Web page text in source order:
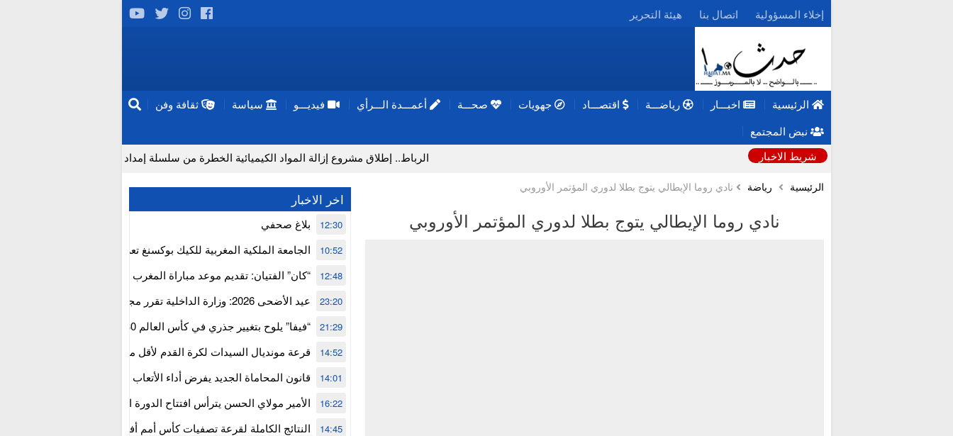
إخلاء المسؤولية اتصال بنا هيئة التحرير
الرئيسية اخبـــار رياضـــة اقتصـــاد جهويات صحـــة أعمـــدة الـــرأي فيديـــو سياسة
ثقافة وفن
نبض المجتمع
شريط الاخبار
الرباط.. إطلاق مشروع إزالة المواد الكيميائية الخطرة من سلسلة إمداد قطاع البناء بالمغرب
الرئيسية رياضة نادي روما الإيطالي يتوج بطلا لدوري المؤتمر الأوروبي
نادي روما الإيطالي يتوج بطلا لدوري المؤتمر الأوروبي
اخر الاخبار
بلاغ صحفي 12:30
الجامعة الملكية المغربية للكيك بوكسنغ تعرب عن ارتياحها للتجاوب
للمجلس الأعلى للحسابات
10:52
“كان” الفتيان: تقديم موعد مباراة المغرب والكاميرون بسبب نهائي
إفريقيا
12:48
عيد الأضحى 2026: وزارة الداخلية تقرر مجانية ولوج أسواق الماشية
استنفار” لتنظيمها
23:20
“فيفا” يلوح بتغيير جذري في كأس العالم 2030 21:29
المستوى الأول
14:52
قانون المحاماة الجديد يفرض أداء الأتعاب التي تفوق 10 آلاف درهم بالشيك 14:01
الأمير مولاي الحسن يترأس افتتاح الدورة الثالثة من معرض المغرب
الألعاب الإلكترونية
16:22
النتائج الكاملة لقرعة تصفيات كأس أمم أفريقيا 2027 14:45